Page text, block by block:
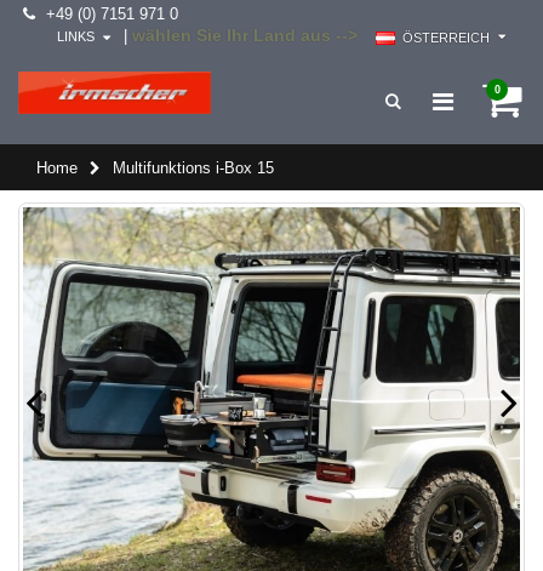
+49 (0) 7151 971 0
wählen Sie Ihr Land aus --> ÖSTERREICH
LINKS
0
Home Multifunktions i-Box 15